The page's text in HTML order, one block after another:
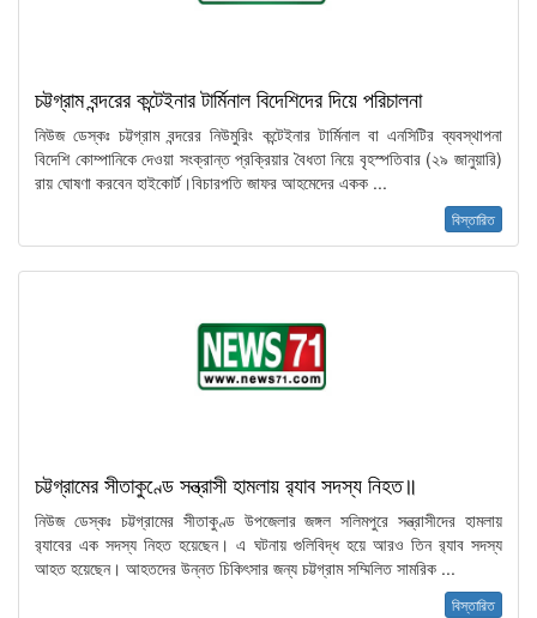
চট্টগ্রাম বন্দরের কন্টেইনার টার্মিনাল বিদেশিদের দিয়ে পরিচালনা
নিউজ ডেস্কঃ চট্টগ্রাম বন্দরের নিউমুরিং কন্টেইনার টার্মিনাল বা এনসিটির ব্যবস্থাপনা
বিদেশি কোম্পানিকে দেওয়া সংক্রান্ত প্রক্রিয়ার বৈধতা নিয়ে বৃহস্পতিবার (২৯ জানুয়ারি)
রায় ঘোষণা করবেন হাইকোর্ট।বিচারপতি জাফর আহমেদের একক ...
বিস্তারিত
চট্টগ্রামের সীতাকুণ্ডে সন্ত্রাসী হামলায় র‍্যাব সদস্য নিহত॥
নিউজ ডেস্কঃ চট্টগ্রামের সীতাকুণ্ড উপজেলার জঙ্গল সলিমপুরে সন্ত্রাসীদের হামলায়
র‌্যাবের এক সদস্য নিহত হয়েছেন। এ ঘটনায় গুলিবিদ্ধ হয়ে আরও তিন র‌্যাব সদস্য
আহত হয়েছেন। আহতদের উন্নত চিকিৎসার জন্য চট্টগ্রাম সম্মিলিত সামরিক ...
বিস্তারিত